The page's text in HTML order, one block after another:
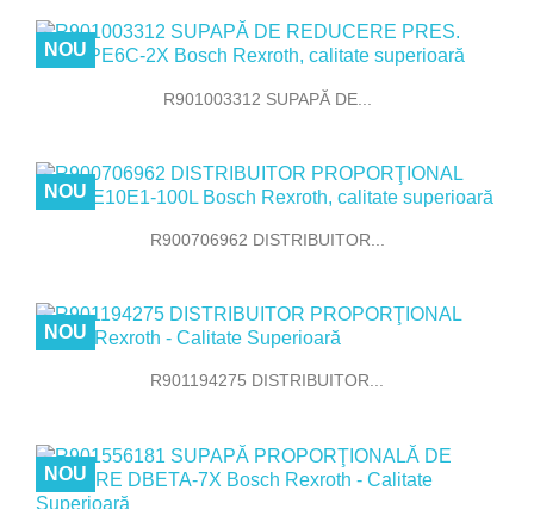
R901003312 SUPAPĂ DE...
NOU
R900706962 DISTRIBUITOR...
NOU
R901194275 DISTRIBUITOR...
NOU
NOU